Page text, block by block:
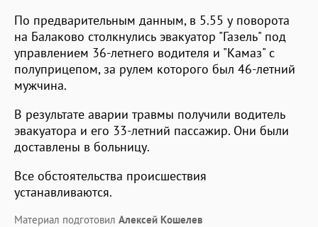
По предварительным данным, в 5.55 у поворота
на Балаково столкнулись эвакуатор "Газель" под
управлением 36-летнего водителя и "Камаз" с
полуприцепом, за рулем которого был 46-летний
мужчина.
В результате аварии травмы получили водитель
эвакуатора и его 33-летний пассажир. Они были
доставлены в больницу.
Все обстоятельства происшествия
устанавливаются.
Материал подготовил Алексей Кошелев